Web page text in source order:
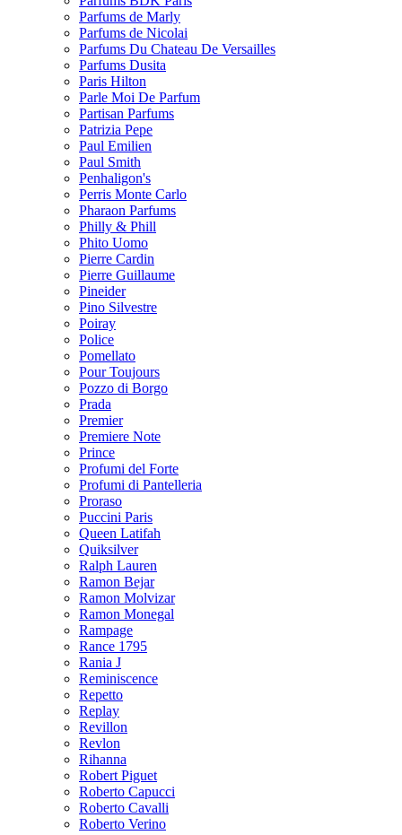
Parfums de Marly
Parfums de Nicolai
Parfums Du Chateau De Versailles
Parfums Dusita
Paris Hilton
Parle Moi De Parfum
Partisan Parfums
Patrizia Pepe
Paul Emilien
Paul Smith
Penhaligon's
Perris Monte Carlo
Pharaon Parfums
Philly & Phill
Phito Uomo
Pierre Cardin
Pierre Guillaume
Pineider
Pino Silvestre
Poiray
Police
Pomellato
Pour Toujours
Pozzo di Borgo
Prada
Premier
Premiere Note
Prince
Profumi del Forte
Profumi di Pantelleria
Proraso
Puccini Paris
Queen Latifah
Quiksilver
Ralph Lauren
Ramon Bejar
Ramon Molvizar
Ramon Monegal
Rampage
Rance 1795
Rania J
Reminiscence
Repetto
Replay
Revillon
Revlon
Rihanna
Robert Piguet
Roberto Capucci
Roberto Cavalli
Roberto Verino